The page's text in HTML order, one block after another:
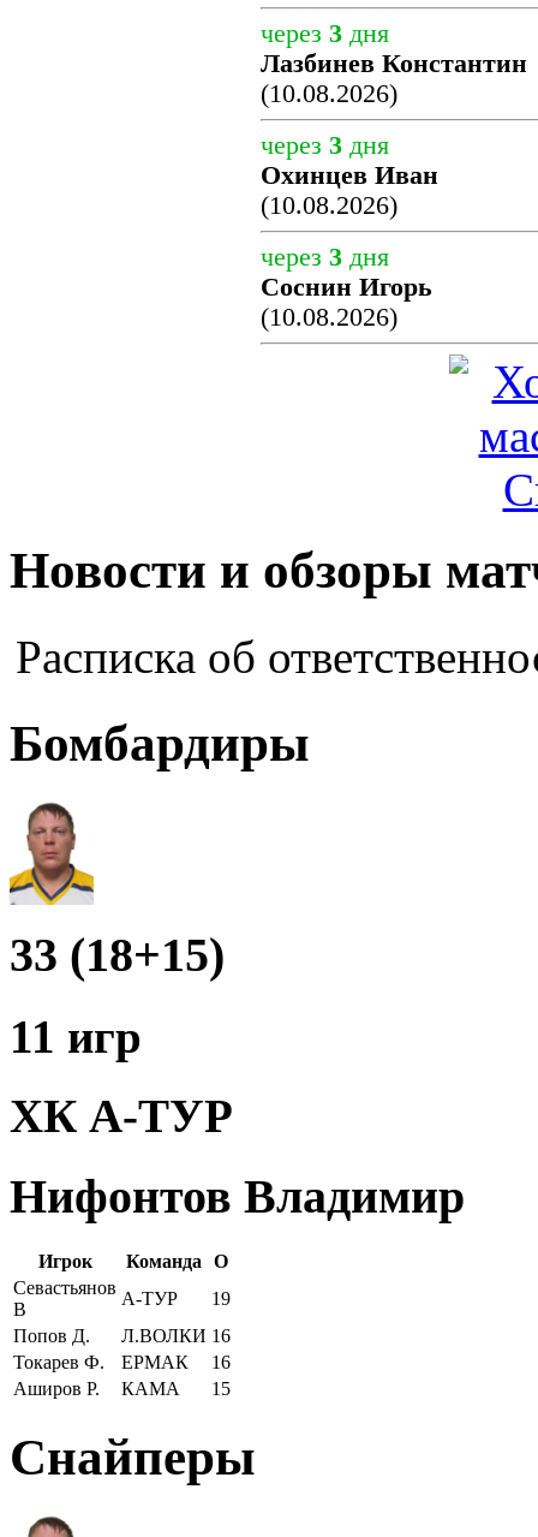
через 3 дня
Лазбинев Константин
(10.08.2026)
через 3 дня
Охинцев Иван
(10.08.2026)
через 3 дня
Соснин Игорь
(10.08.2026)
Новости и обзоры
Расписка об
Бомбардиры
33 (18+15)
11 игр
ХК А-ТУР
Нифонтов Владимир
Игрок Команда
О
Севастьянов
В
А-ТУР
19
Попов Д.
Л.ВОЛКИ 16
Токарев Ф.
ЕРМАК
16
Аширов Р.
КАМА 15
Снайперы